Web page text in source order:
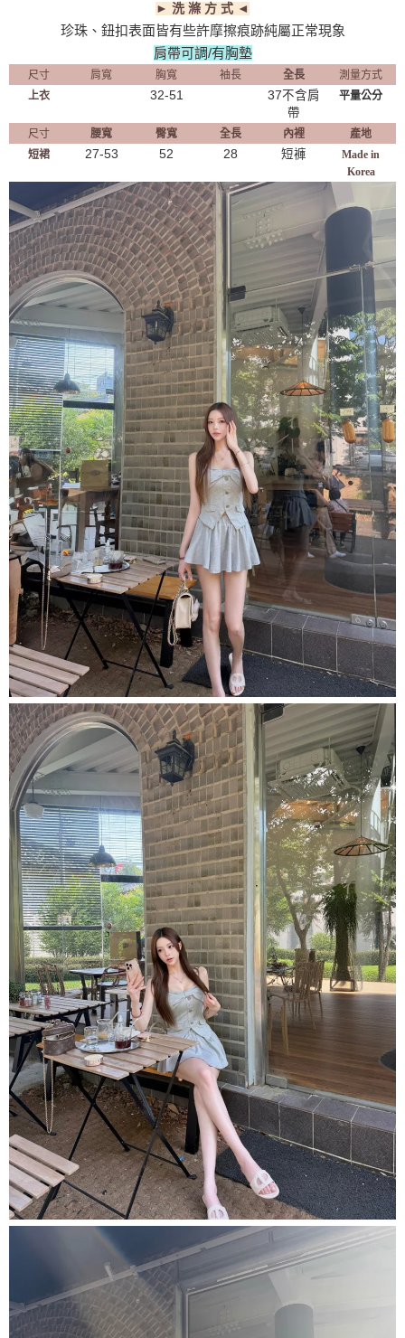
► 洗 滌 方 式 ◄
珍珠、鈕扣表面皆有些許摩擦痕跡純屬正常現象
肩帶可調/有胸墊
尺寸 肩寬 胸寬 袖長 全長
測量方式
上衣
32-51
37不含肩
帶
平量公分
尺寸 腰寬 臀寬 全長 內裡
產地
短裙
27-53 52 28 短褲
Made in
Korea